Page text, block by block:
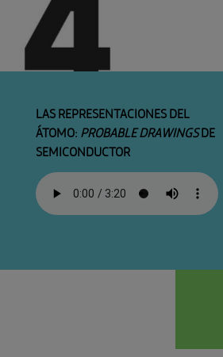
LAS REPRESENTACIONES DEL
ÁTOMO: PROBABLE DRAWINGSDE
SEMICONDUCTOR